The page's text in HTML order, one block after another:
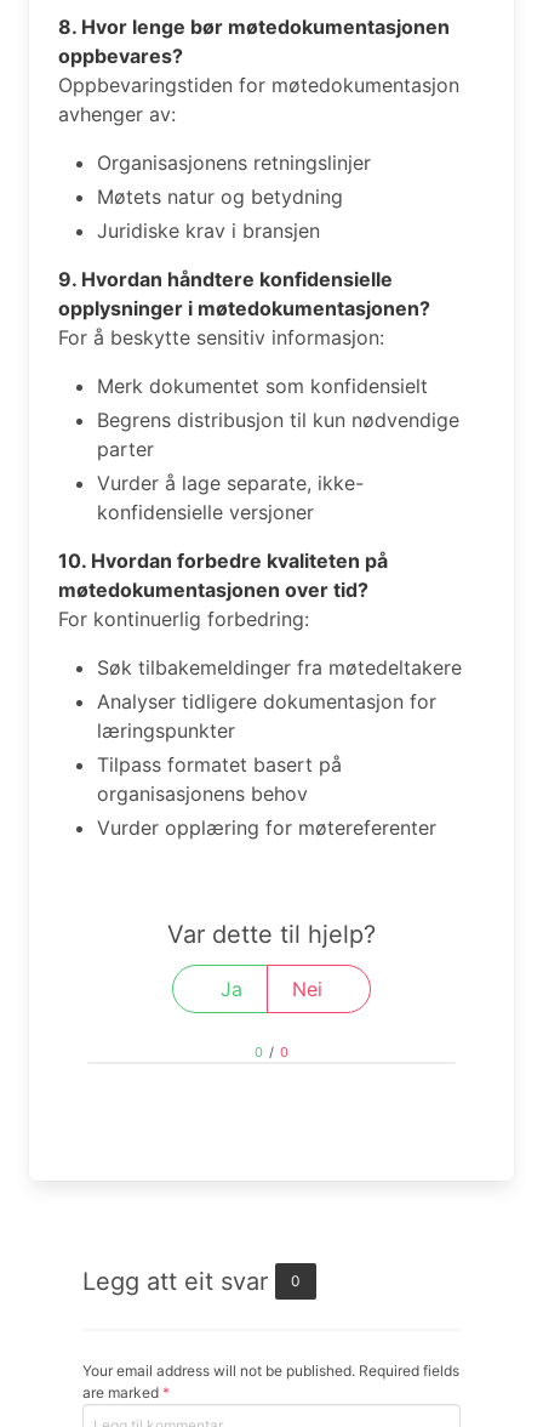
8. Hvor lenge bør møtedokumentasjonen
oppbevares?
Oppbevaringstiden for møtedokumentasjon
avhenger av:
Organisasjonens retningslinjer
Møtets natur og betydning
Juridiske krav i bransjen
9. Hvordan håndtere konfidensielle
opplysninger i møtedokumentasjonen?
For å beskytte sensitiv informasjon:
Merk dokumentet som konfidensielt
Begrens distribusjon til kun nødvendige
parter
Vurder å lage separate, ikke-
konfidensielle versjoner
10. Hvordan forbedre kvaliteten på
møtedokumentasjonen over tid?
For kontinuerlig forbedring:
Søk tilbakemeldinger fra møtedeltakere
Analyser tidligere dokumentasjon for
læringspunkter
Tilpass formatet basert på
organisasjonens behov
Vurder opplæring for møtereferenter
Var dette til hjelp?
Ja Nei
0 / 0
Legg att eit svar 0
Your email address will not be published. Required fields
are marked *